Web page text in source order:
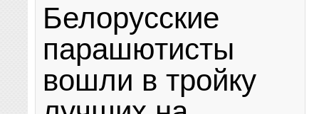
Белорусские
парашютисты
вошли в тройку